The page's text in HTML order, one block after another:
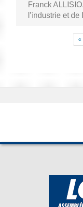
Franck
l'industrie et de
«